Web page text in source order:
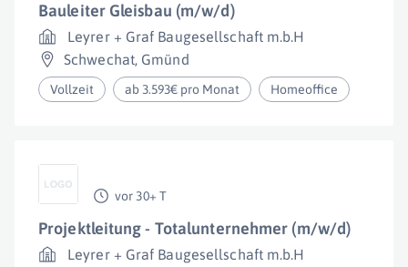
Bauleiter Gleisbau (m/w/d)
Leyrer + Graf Baugesellschaft m.b.H
Schwechat, Gmünd
Vollzeit ab 3.593€ pro Monat Homeoffice
vor 30+ T
Projektleitung - Totalunternehmer (m/w/d)
Leyrer + Graf Baugesellschaft m.b.H